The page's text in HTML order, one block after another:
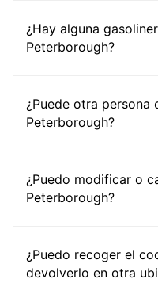
¿Hay alguna
Peterborough?
¿Puede otra persona
Peterborough?
¿Puedo modificar o
Peterborough?
¿Puedo recoger el
devolverlo en otra